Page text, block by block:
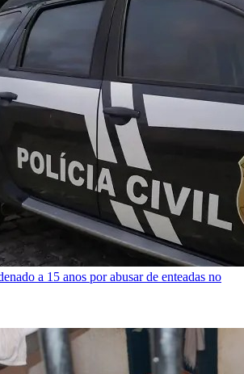
a 15 anos por abusar de enteadas no